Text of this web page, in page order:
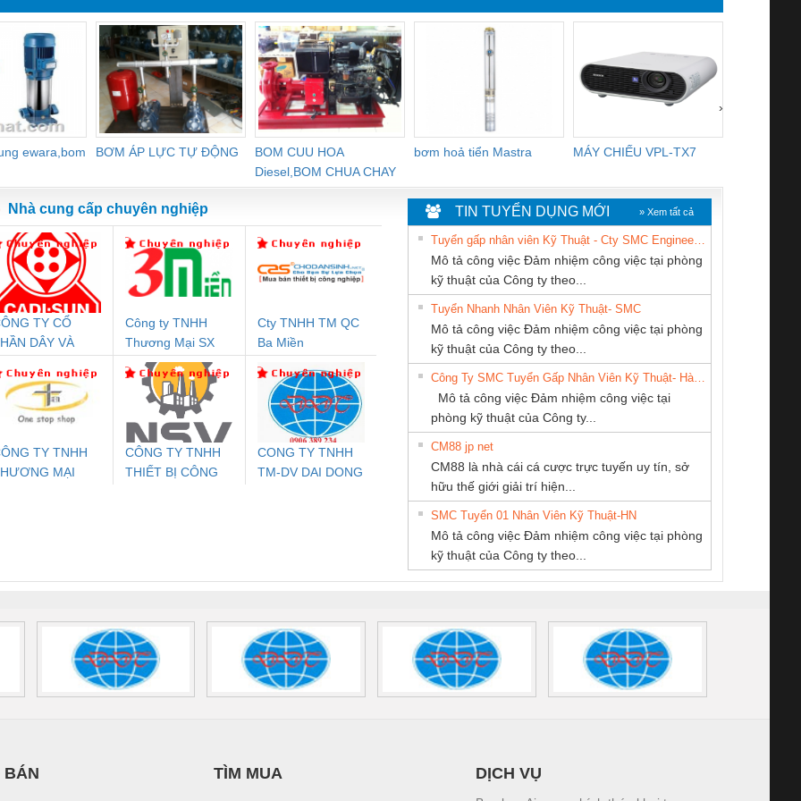
ewara,bom
BƠM ÁP LỰC TỰ ĐỘNG
BOM CUU HOA
Diesel,BOM CHUA CHAY
bơm hoả tiển Mastra MÁY CHIẾU VPL-TX7
›
An Toàn
Contact
1NO-
24DC-SP -
Rơ Le An Toàn
Phoenix Contact
PSR-SCP-
24UC/ESL4/3X1/1X2/B
- 2981059
Điện AC
Mô-đun Ắc Quy UPS
Bộ Lặp Tín Hiệu
PROFIBUS Phoenix
Contact PSI-REP-
PROFIBUS/12MB -
2708863
Rơ Le An Toàn
Phoenix Contact
2986960 – PSR-
SCP-
24DC/FSP/2X1/1X2
Rơ Le An Toàn
Bộ giám sát chuỗi
tấm pin
TRANSCLINIC 16I+
1K5 H (2502520000)
Bộ giám sát chuỗi
tấm pin
TRANSCLINIC 16I+
1K5 L (2433950000)
Bộ giám sát dòng
TRANSCLINIC 16I+
(2008130000)
Bộ chỉnh lưu nguồn
điện TRANSCLINIC
BKE 1K5.4
(7791400879)2. Giá
Nẹp nhôm chống
trơn Đà Nẵng
Nhà cung cấp chuyên nghiệp
TY CỔ
DÂY VÀ
ĐÌNH
Công ty TNHH
Thương Mại SX
Ba Miền
Cty TNHH TM QC
Ba Miền
TY TNHH
MẠI
CÔNG TY TNHH
THIẾT BỊ CÔNG
CONG TY TNHH
TM-DV DAI DONG
CÔNG TY CỔ
PHẦN TỰ ĐỘNG
TIẾN HƯNG
Công Ty TNHH
Thiết Bị Điện Nam
Quốc Thịnh
CÔNG TY TNHH
SUPPLY
CÔNG TY TNHH
KỸ THUẬT KTECH
VIỆT NAM
KINH DOANH
DỊCH VỤ XNK
PHƯƠNG NAM
ĐỘNG TIẾN
TIN TUYỂN DỤNG MỚI » Xem tất cả
Mô tả công việc Đảm nhiệm công việc tại phòng
kỹ thuật của Công ty theo...
Tuyển Nhanh Nhân Viên Kỹ Thuật- SMC
Mô tả công việc Đảm nhiệm công việc tại phòng
kỹ thuật của Công ty theo...
Mô tả công việc Đảm nhiệm công việc tại
phòng kỹ thuật của Công ty...
CM88 jp net
CM88 là nhà cái cá cược trực tuyến uy tín, sở
hữu thế giới giải trí hiện...
SMC Tuyển 01 Nhân Viên Kỹ Thuật-HN
Mô tả công việc Đảm nhiệm công việc tại phòng
kỹ thuật của Công ty theo...
BÁN TÌM MUA DỊCH VỤ